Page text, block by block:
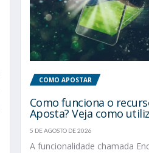
COMO APOSTAR
Como funciona o
Aposta? Veja como
5 DE AGOSTO DE 2026
A funcionalidade chamada